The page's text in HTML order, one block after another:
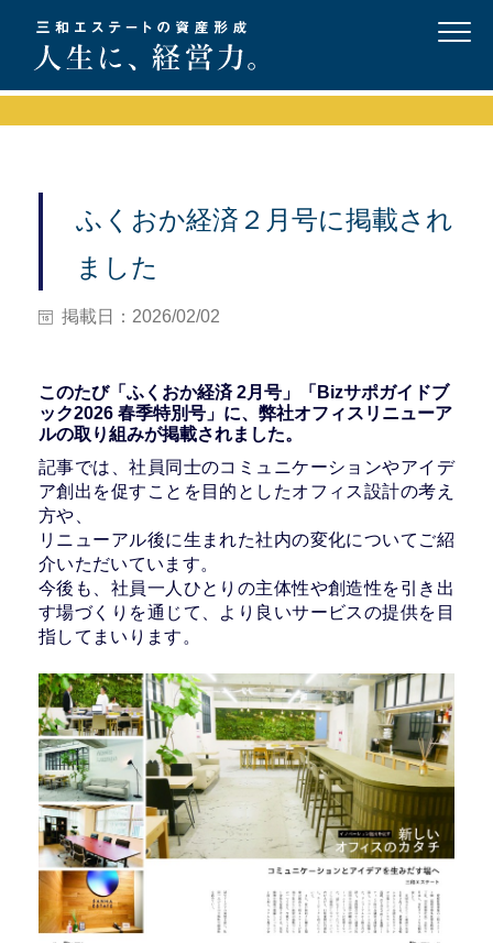
ふくおか経済２月号に掲載され
ました
掲載日：2026/02/02
このたび「ふくおか経済 2月号」「 Bizサポガイドブ
ック2026 春季特別号 」に、弊社オフィスリニューア
ルの取り組みが掲載されました。
記事では、社員同士のコミュニケーションやアイデ
ア創出を促すことを目的としたオフィス設計の考え
方や、
リニューアル後に生まれた社内の変化についてご紹
介いただいています。
今後も、社員一人ひとりの主体性や創造性を引き出
す場づくりを通じて、より良いサービスの提供を目
指してまいります。